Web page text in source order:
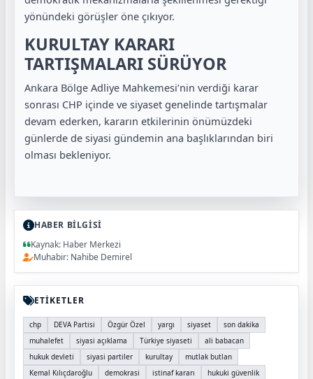
yönündeki görüşler öne çıkıyor.
KURULTAY KARARI
TARTIŞMALARI SÜRÜYOR
Ankara Bölge Adliye Mahkemesi’nin verdiği karar
sonrası CHP içinde ve siyaset genelinde tartışmalar
devam ederken, kararın etkilerinin önümüzdeki
günlerde de siyasi gündemin ana başlıklarından biri
olması bekleniyor.
HABER BİLGİSİ
Kaynak: Haber Merkezi
Muhabir: Nahibe Demirel
ETİKETLER
chp DEVA Partisi Özgür Özel yargı siyaset
son dakika
muhalefet
siyasi açıklama Türkiye siyaseti
ali babacan
hukuk devleti
siyasi partiler kurultay
mutlak butlan
Kemal Kılıçdaroğlu
demokrasi istinaf kararı
hukuki güvenlik